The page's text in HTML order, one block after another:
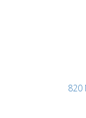
820